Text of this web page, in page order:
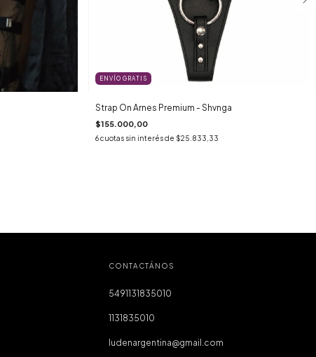
ENVÍO GRATIS
Strap On Arnes Premium - Shvnga
$155.000,00
6cuotas sin interés de $25.833,33
CONTACTÁNOS
5491131835010
1131835010
ludenargentina@gmail.com